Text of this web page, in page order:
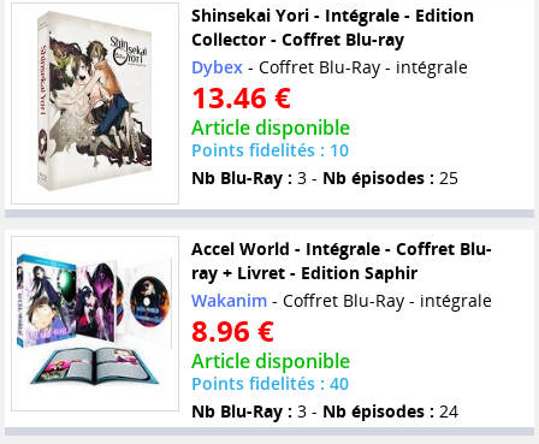
Shinsekai Yori - Intégrale - Edition
Collector - Coffret Blu-ray
Dybex- Coffret Blu-Ray - intégrale
13.46 €
Article disponible
Points fidelités : 10
Nb Blu-Ray : 3 - Nb épisodes : 25
Accel World - Intégrale - Coffret Blu-
ray + Livret - Edition Saphir
Wakanim- Coffret Blu-Ray - intégrale
8.96 €
Article disponible
Points fidelités : 40
Nb Blu-Ray : 3 - Nb épisodes : 24